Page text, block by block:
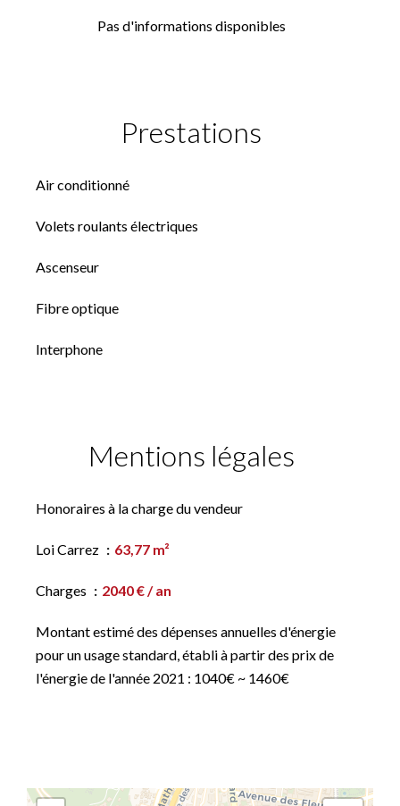
Pas d'informations disponibles
Prestations
Air conditionné
Volets roulants électriques
Ascenseur
Fibre optique
Interphone
Mentions légales
Honoraires à la charge du vendeur
Loi Carrez 63,77 m²
Charges 2040 € / an
Montant estimé des dépenses annuelles d'énergie
pour un usage standard, établi à partir des prix de
l'énergie de l'année 2021 : 1040€ ~ 1460€